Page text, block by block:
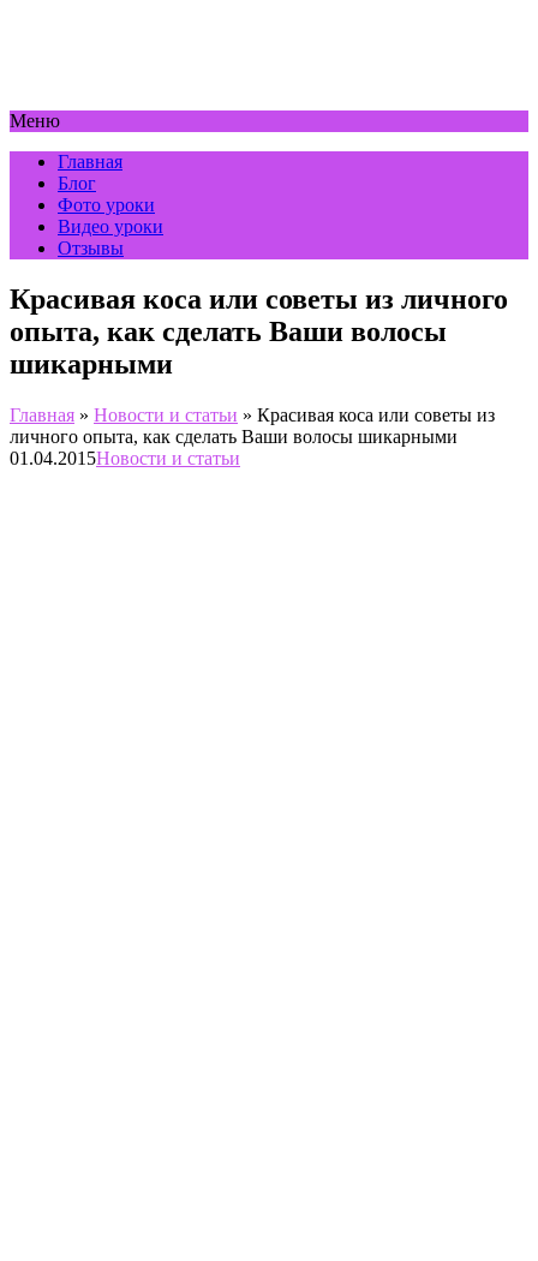
Меню
Главная
Блог
Фото уроки
Видео уроки
Отзывы
Красивая коса или советы из личного
опыта, как сделать Ваши волосы
шикарными
Главная » Новости и статьи » Красивая коса или советы из
личного опыта, как сделать Ваши волосы шикарными
01.04.2015Новости и статьи